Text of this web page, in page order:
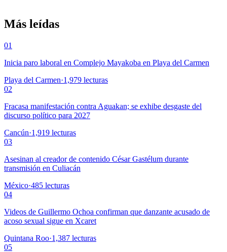
Más leídas
01
Inicia paro laboral en Complejo Mayakoba en Playa del Carmen
Playa del Carmen·1,979 lecturas
02
Fracasa manifestación contra Aguakan; se exhibe desgaste del
discurso político para 2027
Cancún·1,919 lecturas
03
Asesinan al creador de contenido César Gastélum durante
transmisión en Culiacán
México·485 lecturas
04
Videos de Guillermo Ochoa confirman que danzante acusado de
acoso sexual sigue en Xcaret
Quintana Roo·1,387 lecturas
05